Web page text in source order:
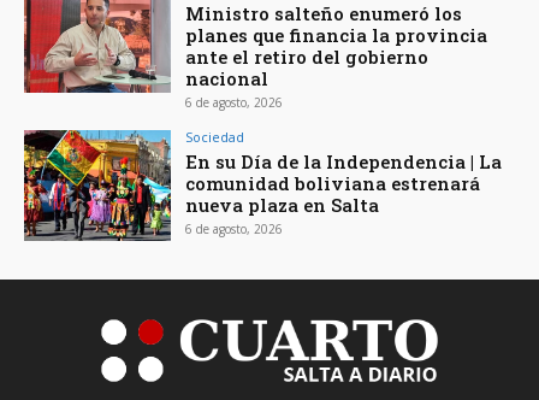
Ministro salteño enumeró los
planes que financia la provincia
ante el retiro del gobierno
nacional
6 de agosto, 2026
Sociedad
En su Día de la Independencia | La
comunidad boliviana estrenará
nueva plaza en Salta
6 de agosto, 2026